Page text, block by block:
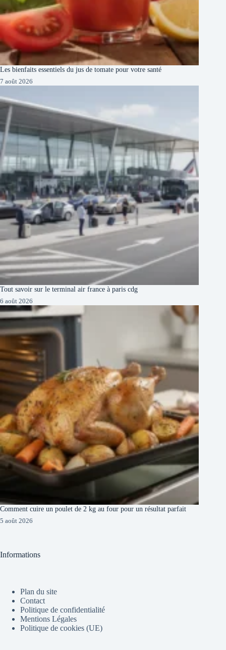
Les bienfaits essentiels du jus de tomate pour votre santé
7 août 2026
Tout savoir sur le terminal air france à paris cdg
6 août 2026
Comment cuire un poulet de 2 kg au four pour un résultat parfait
5 août 2026
Informations
Plan du site
Contact
Politique de confidentialité
Mentions Légales
Politique de cookies (UE)